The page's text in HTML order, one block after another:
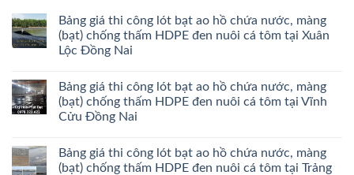
Bảng giá thi công lót bạt ao hồ chứa nước, màng
(bạt) chống thấm HDPE đen nuôi cá tôm tại Xuân
Lộc Đồng Nai
Bảng giá thi công lót bạt ao hồ chứa nước, màng
(bạt) chống thấm HDPE đen nuôi cá tôm tại Vĩnh
Cửu Đồng Nai
Bảng giá thi công lót bạt ao hồ chứa nước, màng
(bạt) chống thấm HDPE đen nuôi cá tôm tại Trảng